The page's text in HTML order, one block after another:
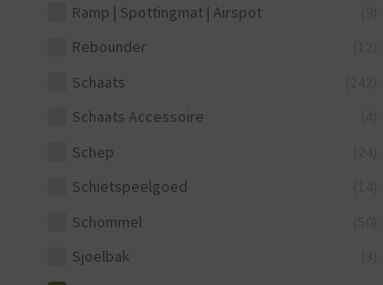
Ramp | Spottingmat | Airspot
Rebounder
Schaats
Schaats Accessoire
Schep
Schietspeelgoed
Schommel
Sjoelbak